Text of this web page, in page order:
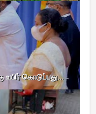
உயிர் கொடுப்பது...